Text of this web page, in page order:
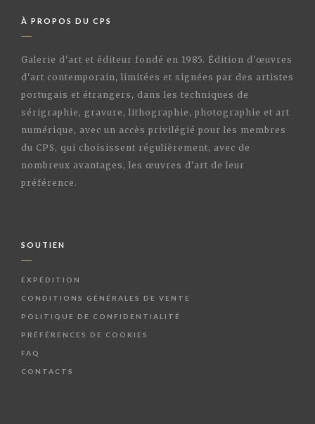
À PROPOS DU CPS
Galerie d'art et éditeur fondé en 1985. Édition d'œuvres
d'art contemporain, limitées et signées par des artistes
portugais et étrangers, dans les techniques de
sérigraphie, gravure, lithographie, photographie et art
numérique, avec un accès privilégié pour les membres
du CPS, qui choisissent régulièrement, avec de
nombreux avantages, les œuvres d'art de leur
préférence.
SOUTIEN
EXPÉDITION
CONDITIONS GÉNÉRALES DE VENTE
POLITIQUE DE CONFIDENTIALITÉ
PRÉFÉRENCES DE COOKIES
FAQ
CONTACTS